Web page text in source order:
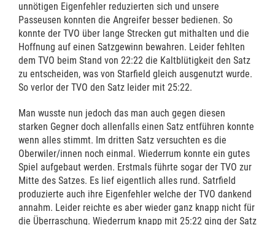
unnötigen Eigenfehler reduzierten sich und unsere
Passeusen konnten die Angreifer besser bedienen. So
konnte der TVO über lange Strecken gut mithalten und die
Hoffnung auf einen Satzgewinn bewahren. Leider fehlten
dem TVO beim Stand von 22:22 die Kaltblütigkeit den Satz
zu entscheiden, was von Starfield gleich ausgenutzt wurde.
So verlor der TVO den Satz leider mit 25:22.
Man wusste nun jedoch das man auch gegen diesen
starken Gegner doch allenfalls einen Satz entführen konnte
wenn alles stimmt. Im dritten Satz versuchten es die
Oberwiler/innen noch einmal. Wiederrum konnte ein gutes
Spiel aufgebaut werden. Erstmals führte sogar der TVO zur
Mitte des Satzes. Es lief eigentlich alles rund. Satrfield
produzierte auch ihre Eigenfehler welche der TVO dankend
annahm. Leider reichte es aber wieder ganz knapp nicht für
die Überraschung. Wiederrum knapp mit 25:22 ging der Satz